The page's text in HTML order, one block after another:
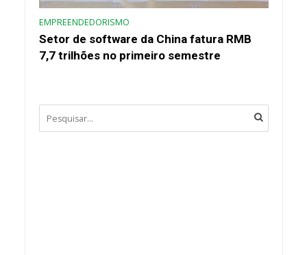
EMPREENDEDORISMO
Setor de software da China fatura RMB
7,7 trilhões no primeiro semestre